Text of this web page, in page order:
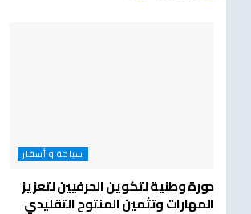
سياحة و أسفار
دورة وطنية لتكوين الحرفيين لتعزيز
المهارات وتثمين المنتوج التقليدي